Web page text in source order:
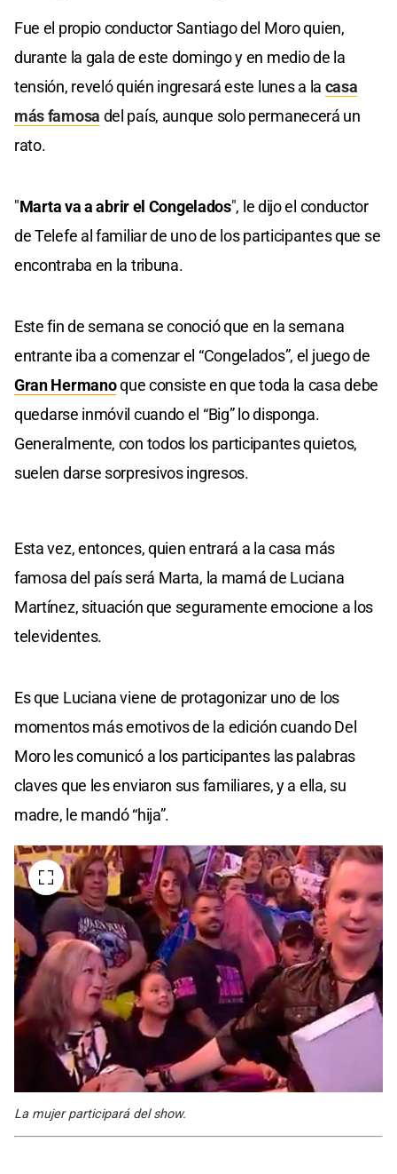
Fue el propio conductor Santiago del Moro quien,
durante la gala de este domingo y en medio de la
tensión, reveló quién ingresará este lunes a la casa
más famosa del país, aunque solo permanecerá un
rato.
"Marta va a abrir el Congelados", le dijo el conductor
de Telefe al familiar de uno de los participantes que se
encontraba en la tribuna.
Este fin de semana se conoció que en la semana
entrante iba a comenzar el “Congelados”, el juego de
Gran Hermanoque consiste en que toda la casa debe
quedarse inmóvil cuando el “Big” lo disponga.
Generalmente, con todos los participantes quietos,
suelen darse sorpresivos ingresos.
Esta vez, entonces, quien entrará a la casa más
famosa del país será Marta, la mamá de Luciana
Martínez, situación que seguramente emocione a los
televidentes.
Es que Luciana viene de protagonizar uno de los
momentos más emotivos de la edición cuando Del
Moro les comunicó a los participantes las palabras
claves que les enviaron sus familiares, y a ella, su
madre, le mandó “hija”.
La mujer participará del show.